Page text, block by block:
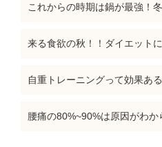
これからの時期は鍋が最強！
来る食欲の秋！！ダイエット
自重トレーニングって効果あ
腰痛の80%~90%は原因がわ